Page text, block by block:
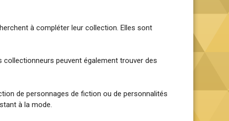
à compléter leur collection. Elles sont
peuvent également trouver des
de personnages de fiction ou de personnalités
à la mode.